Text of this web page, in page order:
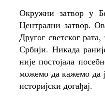
Окружни затвор у
Централни затвор.
Другог светског
Србији. Никада
није постојала
можемо да кажемо да
историјски догађај.